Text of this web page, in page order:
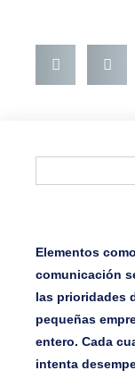
Elementos
comunicación
las prioridades
pequeñas
entero. Cada
intenta